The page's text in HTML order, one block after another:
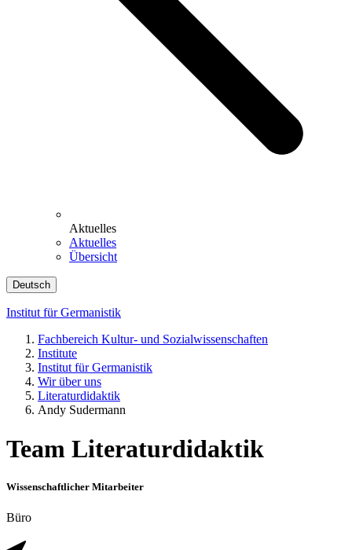
Aktuelles
Aktuelles
Übersicht
Deutsch
Institut für Germanistik
Fachbereich Kultur- und Sozialwissenschaften
Institute
Institut für Germanistik
Wir über uns
Literaturdidaktik
Andy Sudermann
Team Literaturdidaktik
Wissenschaftlicher Mitarbeiter
Büro